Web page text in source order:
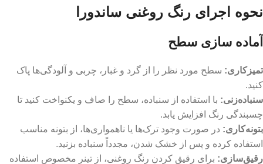
نحوه اجرای رنگ روغنی ساندورا
آماده سازی سطح
تمیزکاری: سطح مورد نظر را از گرد و غبار، چربی و آلودگی‌ها پاک
کنید.
سنباده‌زنی: با استفاده از سنباده، سطح را صاف و یکنواخت کنید تا
چسبندگی رنگ افزایش یابد.
بتونه‌کاری: در صورت وجود ترک‌ها یا ناهمواری‌ها، از بتونه مناسب
استفاده کرده و پس از خشک شدن، مجدداً سنباده بزنید.
رقیق‌سازی: برای رقیق کردن رنگ روغنی، از تینر مخصوص استفاده